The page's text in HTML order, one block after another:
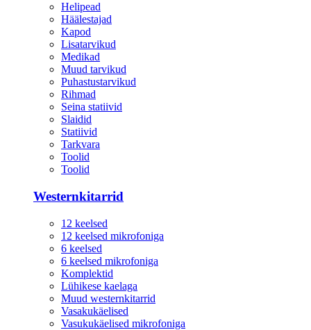
Helipead
Häälestajad
Kapod
Lisatarvikud
Medikad
Muud tarvikud
Puhastustarvikud
Rihmad
Seina statiivid
Slaidid
Statiivid
Tarkvara
Toolid
Toolid
Westernkitarrid
12 keelsed
12 keelsed mikrofoniga
6 keelsed
6 keelsed mikrofoniga
Komplektid
Lühikese kaelaga
Muud westernkitarrid
Vasakukäelised
Vasukukäelised mikrofoniga